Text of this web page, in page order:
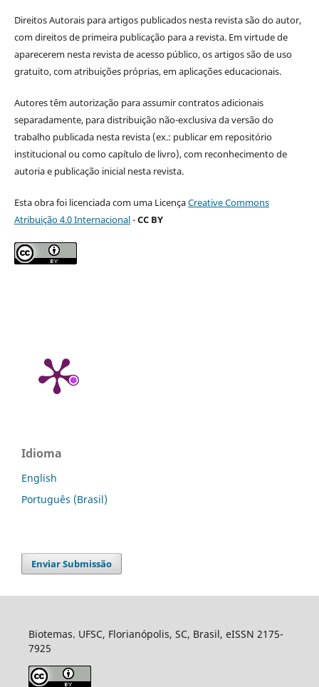
Direitos Autorais para artigos publicados nesta revista são do autor,
com direitos de primeira publicação para a revista. Em virtude de
aparecerem nesta revista de acesso público, os artigos são de uso
gratuito, com atribuições próprias, em aplicações educacionais.
Autores têm autorização para assumir contratos adicionais
separadamente, para distribuição não-exclusiva da versão do
trabalho publicada nesta revista (ex.: publicar em repositório
institucional ou como capítulo de livro), com reconhecimento de
autoria e publicação inicial nesta revista.
Esta obra foi licenciada com uma LicençaCreative Commons
Atribuição 4.0 Internacional-CC BY
Idioma
English
Português (Brasil)
Enviar Submissão
Biotemas. UFSC, Florianópolis, SC, Brasil, eISSN 2175-
7925